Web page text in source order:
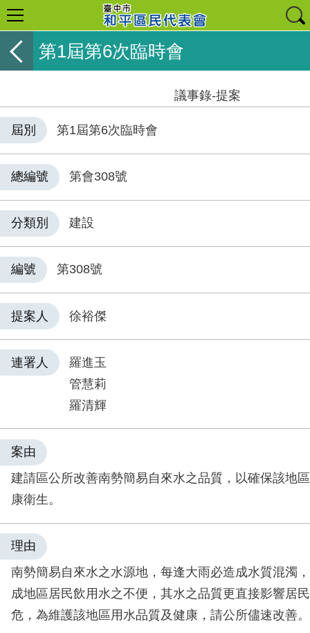
第1屆第6次臨時會
議事錄-提案
屆別 第1屆第6次臨時會
總編號 第會308號
分類別 建設
編號 第308號
提案人 徐裕傑
連署人
羅進玉
管慧莉
羅清輝
案由
建請區公所改善南勢簡易自來水之品質，以確保該地
康衛生。
理由
南勢簡易自來水之水源地，每逢大雨必造成水質混濁
成地區居民飲用水之不便，其水之品質更直接影響居
危，為維護該地區用水品質及健康，請公所儘速改善。